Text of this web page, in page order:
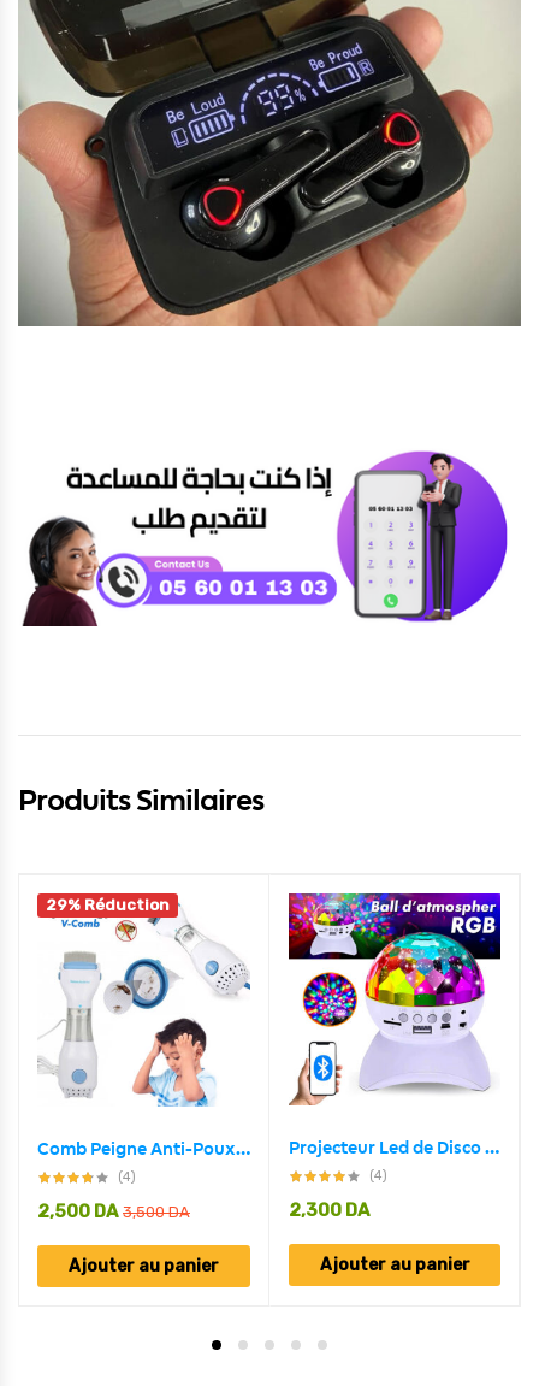
Produits Similaires
29% Réduction
Comb Peigne Anti-Poux Électrique et Nettoyeur Cheveux
(4)
3,500DA
2,500 DA
Ajouter au panier
Projecteur Led de Disco RGB intelligente décoration Chambre à coucher
(4)
2,300 DA
Ajouter au panier